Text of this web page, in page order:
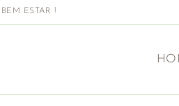
ESTAR !